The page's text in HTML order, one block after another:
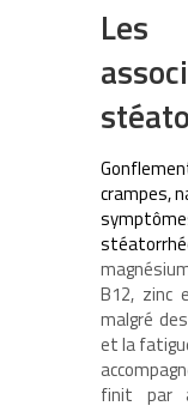
crampes,
B12, zinc
malgré
et la
finit par